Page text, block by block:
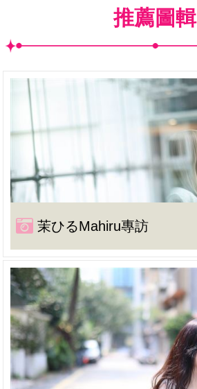
推薦圖輯
茉ひるMahiru專訪